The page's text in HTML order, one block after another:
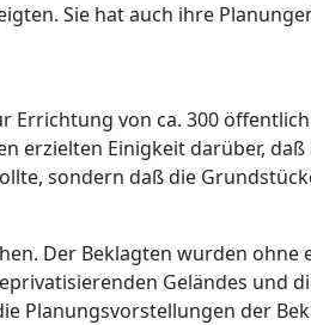
Sie hat auch ihre
Errichtung von ca. 300
erzielten Einigkeit darüber,
sondern daß die
Der Beklagten wurden ohne
Geländes und
Planungsvorstellungen der